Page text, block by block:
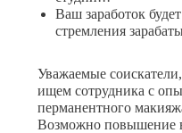
Ваш заработок
стремления
Уважаемые
ищем сотрудника с
перманентного
Возможно повышение